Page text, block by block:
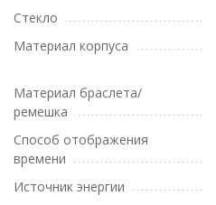
Стекло
Материал корпуса
Материал браслета/
ремешка
Способ отображения
времени
Источник энергии